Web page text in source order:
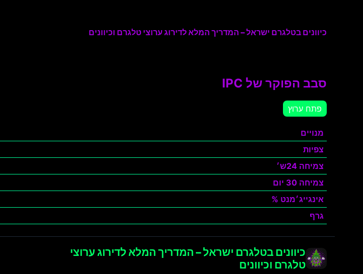
כיוונים בטלגרם ישראל – המדריך המלא לדירוג ערוצי טלגרם וכיוונים
סבב הפוקר של IPC
פתח ערוץ
מנויים
צפיות
צמיחה 24ש׳
צמיחה 30 יום
אינגייג׳מנט %
גרף
כיוונים בטלגרם ישראל – המדריך המלא לדירוג ערוצי
טלגרם וכיוונים